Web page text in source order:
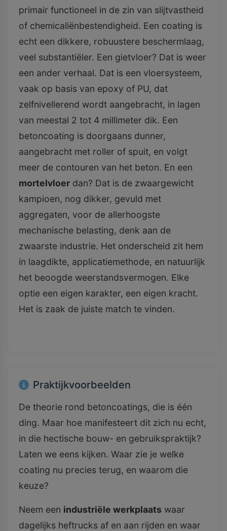
primair functioneel in de zin van slijtvastheid
of chemicaliënbestendigheid. Een coating is
echt een dikkere, robuustere beschermlaag,
veel substantiëler. Een gietvloer? Dat is weer
een ander verhaal. Dat is een vloersysteem,
vaak op basis van epoxy of PU, dat
zelfnivellerend wordt aangebracht, in lagen
van meestal 2 tot 4 millimeter dik. Een
betoncoating is doorgaans dunner,
aangebracht met roller of spuit, en volgt
meer de contouren van het beton. En een
mortelvloer dan? Dat is de zwaargewicht
kampioen, nog dikker, gevuld met
aggregaten, voor de allerhoogste
mechanische belasting, denk aan de
zwaarste industrie. Het onderscheid zit hem
in laagdikte, applicatiemethode, en natuurlijk
het beoogde weerstandsvermogen. Elke
optie een eigen karakter, een eigen kracht.
Het is zaak de juiste match te vinden.
Praktijkvoorbeelden
De theorie rond betoncoatings, die is één
ding. Maar hoe manifesteert dit zich nu echt,
in die hectische bouw- en gebruikspraktijk?
Laten we eens kijken. Waar zie je welke
coating nu precies terug, en waarom die
keuze?
Neem een industriële werkplaats waar
dagelijks heftrucks af en aan rijden en waar